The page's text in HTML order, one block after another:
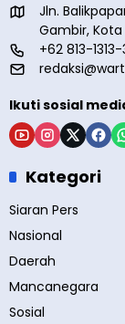
Jln.
Gambir, Kota
+62 813-
Ikuti sosial
Kategori
Siaran Pers
Nasional
Daerah
Mancanegara
Sosial